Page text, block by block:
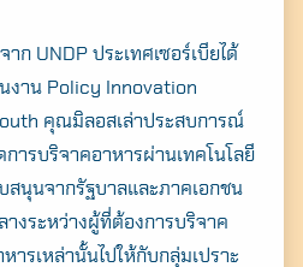
ก UNDP ประเทศเซอร์เบียได้
งาน Policy Innovation
คุณมิลอสเล่าประสบการณ์
การบริจาคอาหารผ่านเทคโนโลยี
สนุนจากรัฐบาลและภาคเอกชน
งระหว่างผู้ที่ต้องการบริจาค
ารเหล่านั้นไปให้กับกลุ่มเปราะ